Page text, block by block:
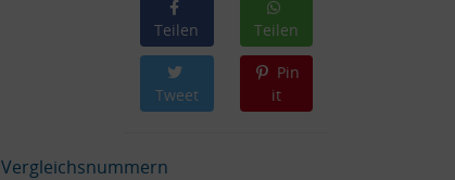
Teilen Teilen
Tweet
Pin
it
Vergleichsnummern